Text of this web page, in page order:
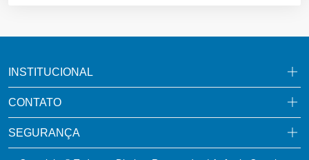
INSTITUCIONAL
CONTATO
SEGURANÇA